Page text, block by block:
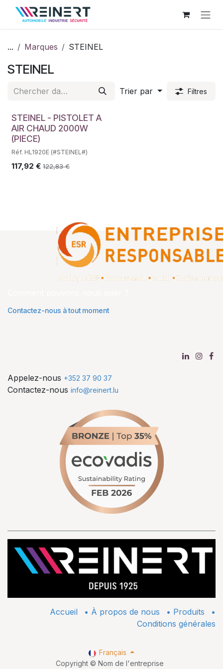
Se rendre au contenu
... Marques STEINEL
STEINEL
Trier par Filtres
STEINEL - PISTOLET A
AIR CHAUD 2000W
(PIECE)
Réf. HL1920E (#STEINEL#)
117,92 € 122,83€
Contactez-nous à tout moment
Appelez-nous +352 37 90 37
Contactez-nous info@reinert.lu
Accueil • À propos de nous • ​Produits
•
Conditions générales
Copyright © Nom de l'entreprise
Français